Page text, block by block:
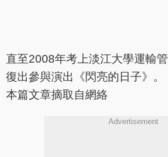
直至2008年考上淡江大學運輸
復出參與演出《閃亮的日子》。
本篇文章摘取自網絡
Advertisement